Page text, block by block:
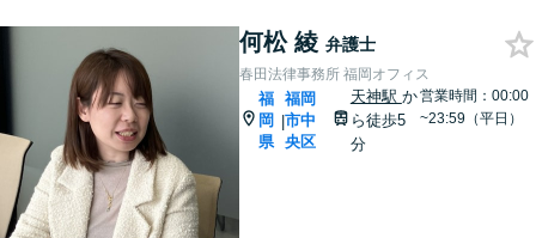
何松 綾 弁護士
春田法律事務所 福岡オフィス
福
岡
県
|
福岡
市中
央区
天神駅 か
ら徒歩5
分
営業時間：00:00
~23:59（平日）